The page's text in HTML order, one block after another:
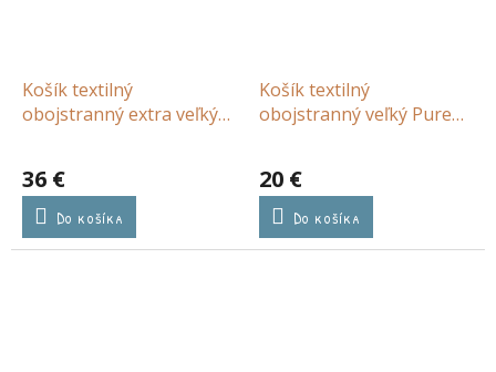
Košík textilný
obojstranný extra veľký
36 €
Do košíka
Košík textilný
obojstranný veľký Pure
20 €
Do košíka